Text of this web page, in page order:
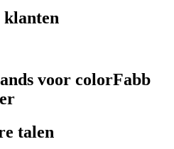
klanten
voor colorFabb
talen